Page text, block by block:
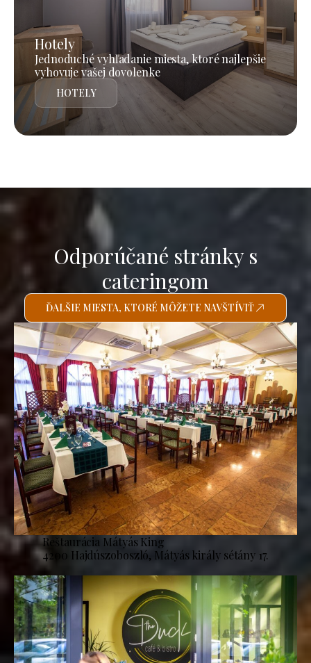
Hotely
Jednoduché vyhľadanie miesta, ktoré najlepšie
vyhovuje vašej dovolenke
HOTELY
Odporúčané stránky s
cateringom
ĎALŠIE MIESTA, KTORÉ MÔŽETE NAVŠTÍVIŤ
Reštaurácia Mátyás King
4200 Hajdúszoboszló, Mátyás király sétány 17.